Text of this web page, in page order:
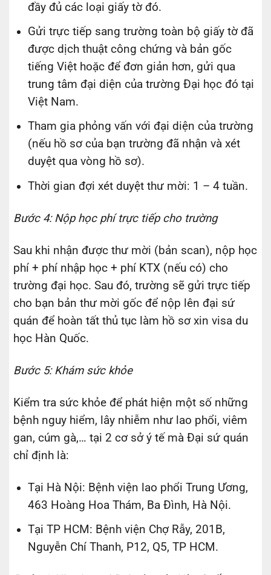
đầy đủ các loại giấy tờ đó.
Gửi trực tiếp sang trường toàn bộ giấy tờ đã
được dịch thuật công chứng và bản gốc
tiếng Việt hoặc để đơn giản hơn, gửi qua
trung tâm đại diện của trường Đại học đó tại
Việt Nam.
Tham gia phỏng vấn với đại diện của trường
(nếu hồ sơ của bạn trường đã nhận và xét
duyệt qua vòng hồ sơ).
Thời gian đợi xét duyệt thư mời: 1 – 4 tuần.
Bước 4: Nộp học phí trực tiếp cho trường
Sau khi nhận được thư mời (bản scan), nộp học
phí + phí nhập học + phí KTX (nếu có) cho
trường đại học. Sau đó, trường sẽ gửi trực tiếp
cho bạn bản thư mời gốc để nộp lên đại sứ
quán để hoàn tất thủ tục làm hồ sơ xin visa du
học Hàn Quốc.
Bước 5: Khám sức khỏe
Kiểm tra sức khỏe để phát hiện một số những
bệnh nguy hiểm, lây nhiễm như lao phổi, viêm
gan, cúm gà,… tại 2 cơ sở ý tế mà Đại sứ quán
chỉ định là:
Tại Hà Nội: Bệnh viện lao phổi Trung Ương,
463 Hoàng Hoa Thám, Ba Đình, Hà Nội.
Tại TP HCM: Bệnh viện Chợ Rẫy, 201B,
Nguyễn Chí Thanh, P12, Q5, TP HCM.